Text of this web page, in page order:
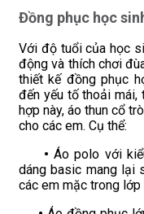
Đồng phục học
Với độ tuổi của học
động và thích chơi
thiết kế đồng phục
đến yếu tố thoải mái,
hợp này, áo thun cổ
cho các em. Cụ thể:
•Áo polo với
dáng basic mang lại
các em mặc trong lớp